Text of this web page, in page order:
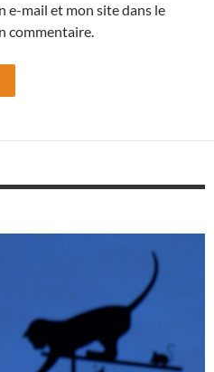
e-mail et mon site dans le
commentaire.